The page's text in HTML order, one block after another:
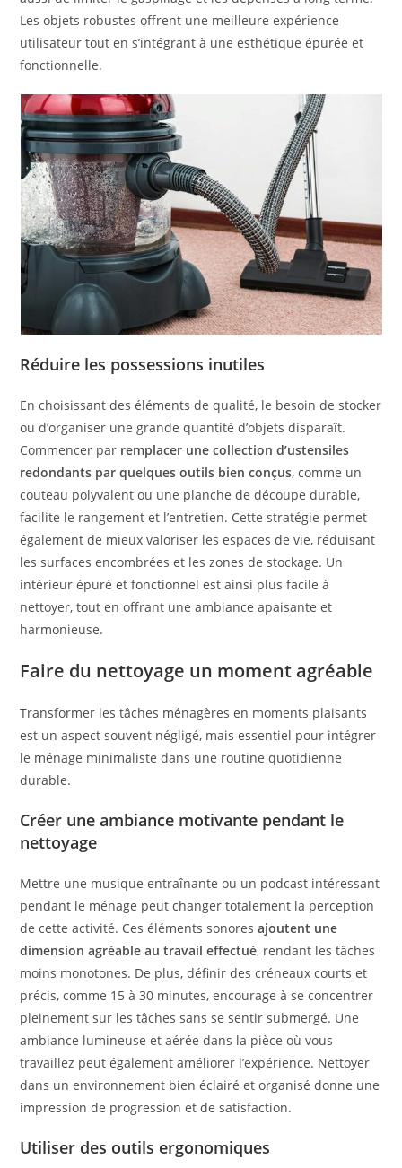
Les objets robustes offrent une meilleure expérience
utilisateur tout en s’intégrant à une esthétique épurée et
fonctionnelle.
Réduire les possessions inutiles
En choisissant des éléments de qualité, le besoin de stocker
ou d’organiser une grande quantité d’objets disparaît.
Commencer par remplacer une collection d’ustensiles
redondants par quelques outils bien conçus, comme un
couteau polyvalent ou une planche de découpe durable,
facilite le rangement et l’entretien. Cette stratégie permet
également de mieux valoriser les espaces de vie, réduisant
les surfaces encombrées et les zones de stockage. Un
intérieur épuré et fonctionnel est ainsi plus facile à
nettoyer, tout en offrant une ambiance apaisante et
harmonieuse.
Faire du nettoyage un moment agréable
Transformer les tâches ménagères en moments plaisants
est un aspect souvent négligé, mais essentiel pour intégrer
le ménage minimaliste dans une routine quotidienne
durable.
Créer une ambiance motivante pendant le
nettoyage
Mettre une musique entraînante ou un podcast intéressant
pendant le ménage peut changer totalement la perception
de cette activité. Ces éléments sonoresajoutent une
dimension agréable au travail effectué, rendant les tâches
moins monotones. De plus, définir des créneaux courts et
précis, comme 15 à 30 minutes, encourage à se concentrer
pleinement sur les tâches sans se sentir submergé. Une
ambiance lumineuse et aérée dans la pièce où vous
travaillez peut également améliorer l’expérience. Nettoyer
dans un environnement bien éclairé et organisé donne une
impression de progression et de satisfaction.
Utiliser des outils ergonomiques